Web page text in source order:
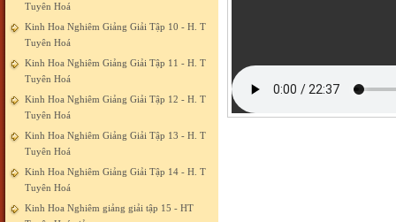
Tuyên Hoá
Kinh Hoa Nghiêm Giảng Giải Tập 10 - H. T
Tuyên Hoá
Kinh Hoa Nghiêm Giảng Giải Tập 11 - H. T
Tuyên Hoá
Kinh Hoa Nghiêm Giảng Giải Tập 12 - H. T
Tuyên Hoá
Kinh Hoa Nghiêm Giảng Giải Tập 13 - H. T
Tuyên Hoá
Kinh Hoa Nghiêm Giảng Giải Tập 14 - H. T
Tuyên Hoá
Kinh Hoa Nghiêm giảng giải tập 15 - HT